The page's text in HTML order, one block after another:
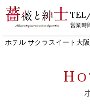
営業時
ホテル サクラスイート大
H